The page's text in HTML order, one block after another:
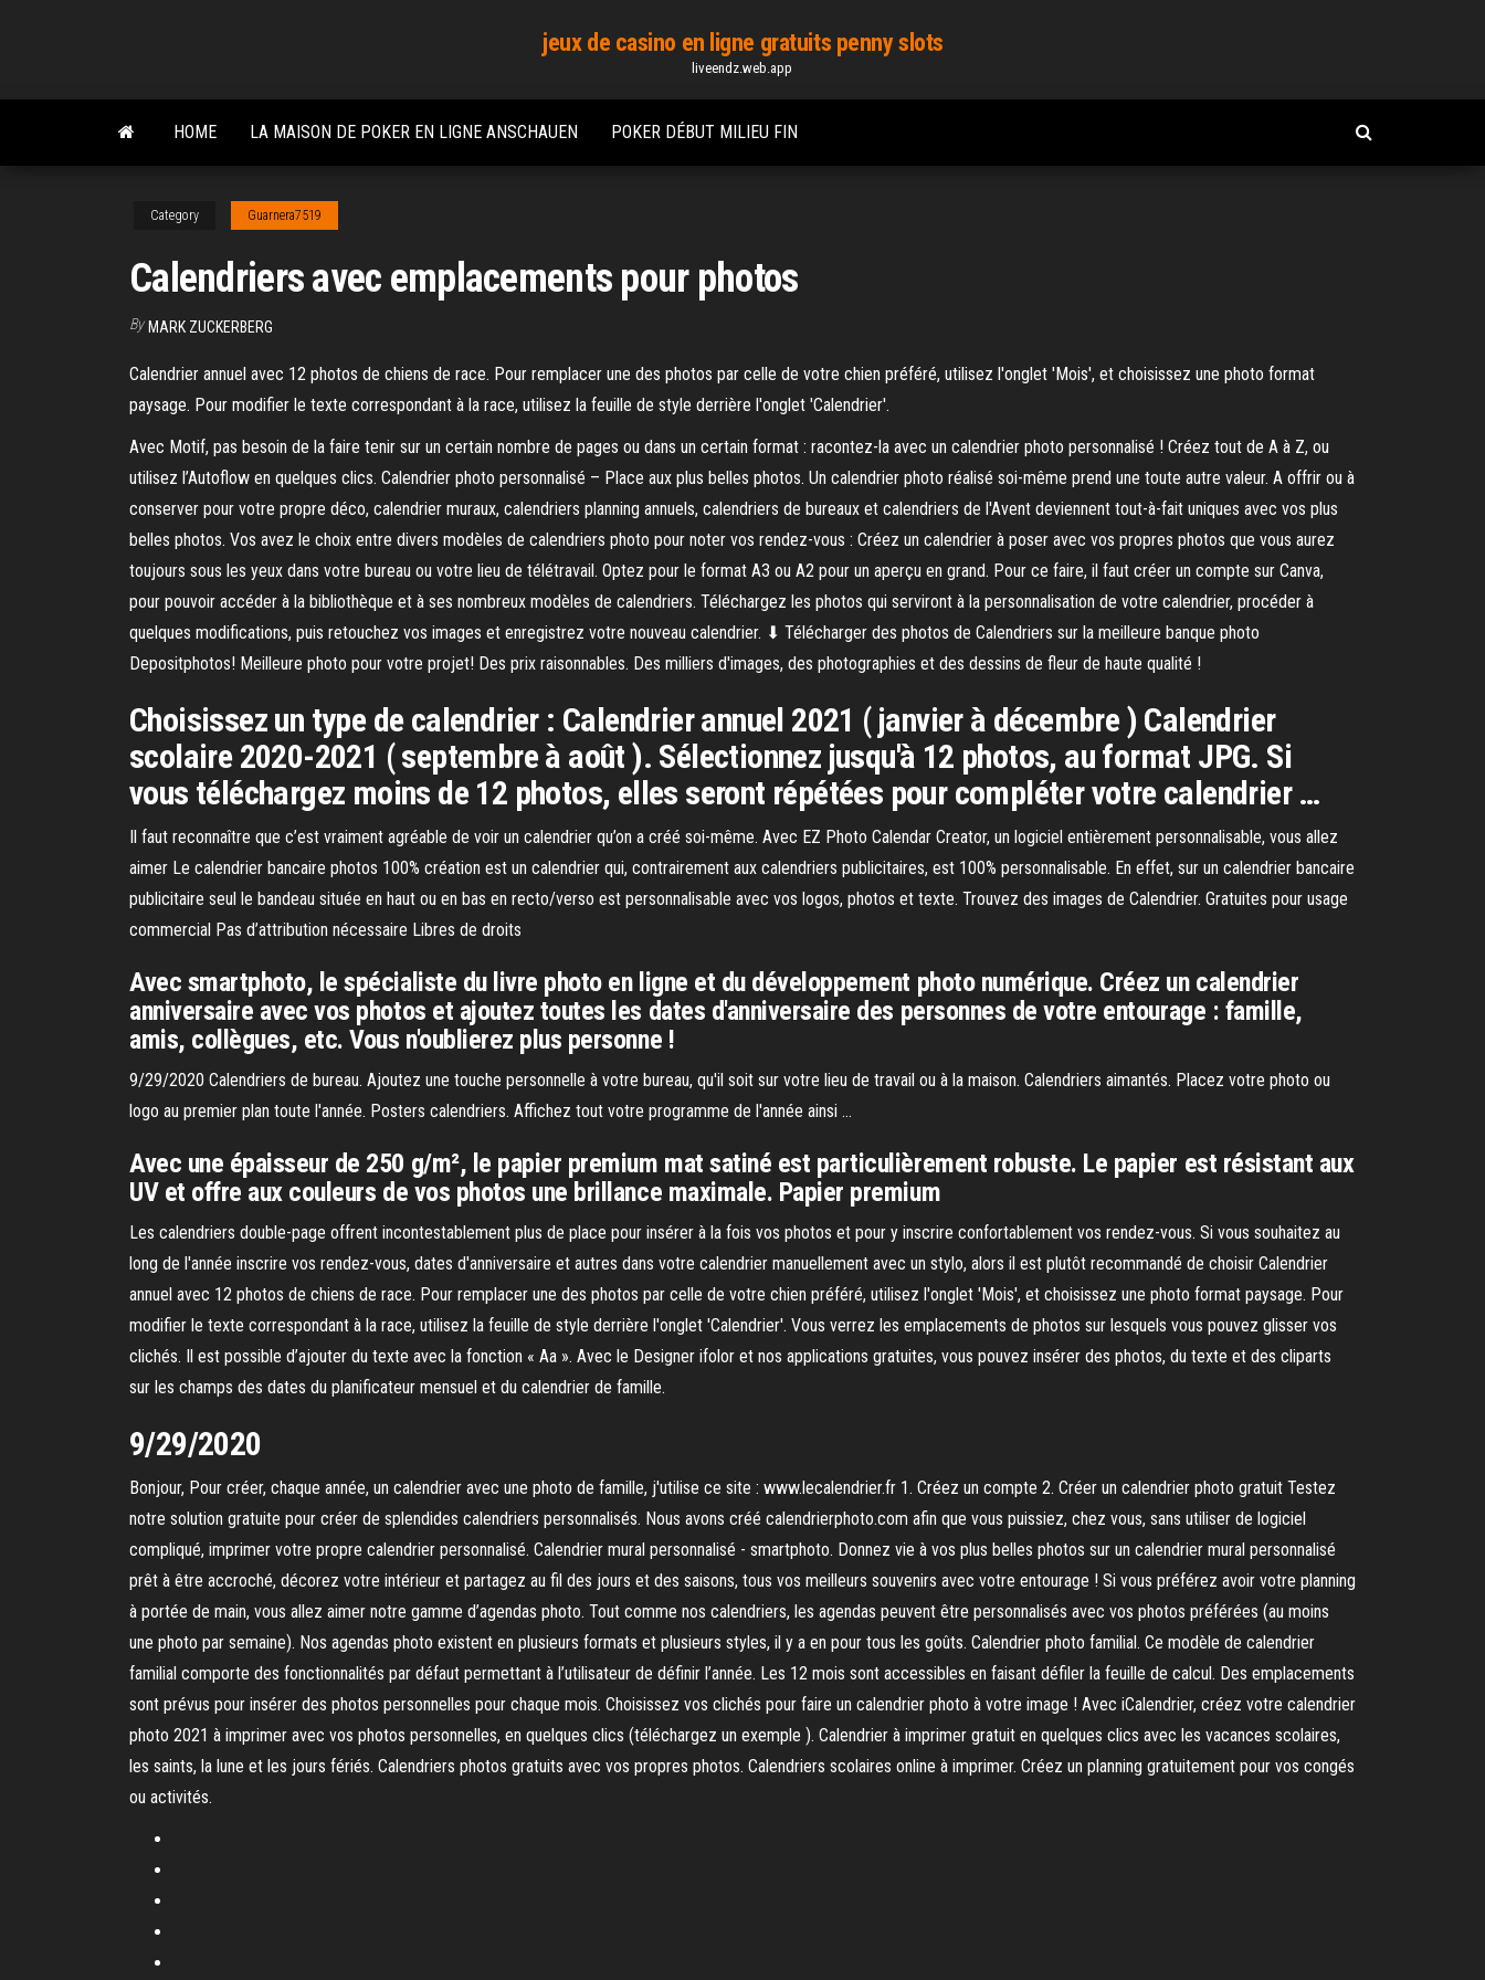
content
jeux de casino en ligne gratuits penny slots
liveendz.web.app
HOME LA MAISON DE POKER EN LIGNE ANSCHAUEN POKER DÉBUT MILIEU FIN
Category Guarnera7519
Calendriers avec emplacements pour photos
By MARK ZUCKERBERG
Calendrier annuel avec 12 photos de chiens de race. Pour remplacer une des photos par celle de votre chien préféré, utilisez l'onglet 'Mois', et choisissez une photo format
paysage. Pour modifier le texte correspondant à la race, utilisez la feuille de style derrière l'onglet 'Calendrier'.
Avec Motif, pas besoin de la faire tenir sur un certain nombre de pages ou dans un certain format : racontez-la avec un calendrier photo personnalisé ! Créez tout de A à Z, ou
utilisez l’Autoflow en quelques clics. Calendrier photo personnalisé – Place aux plus belles photos. Un calendrier photo réalisé soi-même prend une toute autre valeur. A offrir ou à
conserver pour votre propre déco, calendrier muraux, calendriers planning annuels, calendriers de bureaux et calendriers de l'Avent deviennent tout-à-fait uniques avec vos plus
belles photos. Vos avez le choix entre divers modèles de calendriers photo pour noter vos rendez-vous : Créez un calendrier à poser avec vos propres photos que vous aurez
toujours sous les yeux dans votre bureau ou votre lieu de télétravail. Optez pour le format A3 ou A2 pour un aperçu en grand. Pour ce faire, il faut créer un compte sur Canva,
pour pouvoir accéder à la bibliothèque et à ses nombreux modèles de calendriers. Téléchargez les photos qui serviront à la personnalisation de votre calendrier, procéder à
quelques modifications, puis retouchez vos images et enregistrez votre nouveau calendrier. ⬇ Télécharger des photos de Calendriers sur la meilleure banque photo
Depositphotos! Meilleure photo pour votre projet! Des prix raisonnables. Des milliers d'images, des photographies et des dessins de fleur de haute qualité !
Choisissez un type de calendrier : Calendrier annuel 2021 ( janvier à décembre ) Calendrier
scolaire 2020-2021 ( septembre à août ). Sélectionnez jusqu'à 12 photos, au format JPG. Si
vous téléchargez moins de 12 photos, elles seront répétées pour compléter votre calendrier …
Il faut reconnaître que c’est vraiment agréable de voir un calendrier qu’on a créé soi-même. Avec EZ Photo Calendar Creator, un logiciel entièrement personnalisable, vous allez
aimer Le calendrier bancaire photos 100% création est un calendrier qui, contrairement aux calendriers publicitaires, est 100% personnalisable. En effet, sur un calendrier bancaire
publicitaire seul le bandeau située en haut ou en bas en recto/verso est personnalisable avec vos logos, photos et texte. Trouvez des images de Calendrier. Gratuites pour usage
commercial Pas d’attribution nécessaire Libres de droits
Avec smartphoto, le spécialiste du livre photo en ligne et du développement photo numérique. Créez un calendrier
anniversaire avec vos photos et ajoutez toutes les dates d'anniversaire des personnes de votre entourage : famille,
amis, collègues, etc. Vous n'oublierez plus personne !
9/29/2020 Calendriers de bureau. Ajoutez une touche personnelle à votre bureau, qu'il soit sur votre lieu de travail ou à la maison. Calendriers aimantés. Placez votre photo ou
logo au premier plan toute l'année. Posters calendriers. Affichez tout votre programme de l'année ainsi …
Avec une épaisseur de 250 g/m², le papier premium mat satiné est particulièrement robuste. Le papier est résistant aux
UV et offre aux couleurs de vos photos une brillance maximale. Papier premium
Les calendriers double-page offrent incontestablement plus de place pour insérer à la fois vos photos et pour y inscrire confortablement vos rendez-vous. Si vous souhaitez au
long de l'année inscrire vos rendez-vous, dates d'anniversaire et autres dans votre calendrier manuellement avec un stylo, alors il est plutôt recommandé de choisir Calendrier
annuel avec 12 photos de chiens de race. Pour remplacer une des photos par celle de votre chien préféré, utilisez l'onglet 'Mois', et choisissez une photo format paysage. Pour
modifier le texte correspondant à la race, utilisez la feuille de style derrière l'onglet 'Calendrier'. Vous verrez les emplacements de photos sur lesquels vous pouvez glisser vos
clichés. Il est possible d’ajouter du texte avec la fonction « Aa ». Avec le Designer ifolor et nos applications gratuites, vous pouvez insérer des photos, du texte et des cliparts
sur les champs des dates du planificateur mensuel et du calendrier de famille.
9/29/2020
Bonjour, Pour créer, chaque année, un calendrier avec une photo de famille, j'utilise ce site : www.lecalendrier.fr 1. Créez un compte 2. Créer un calendrier photo gratuit Testez
notre solution gratuite pour créer de splendides calendriers personnalisés. Nous avons créé calendrierphoto.com afin que vous puissiez, chez vous, sans utiliser de logiciel
compliqué, imprimer votre propre calendrier personnalisé. Calendrier mural personnalisé - smartphoto. Donnez vie à vos plus belles photos sur un calendrier mural personnalisé
prêt à être accroché, décorez votre intérieur et partagez au fil des jours et des saisons, tous vos meilleurs souvenirs avec votre entourage ! Si vous préférez avoir votre planning
à portée de main, vous allez aimer notre gamme d’agendas photo. Tout comme nos calendriers, les agendas peuvent être personnalisés avec vos photos préférées (au moins
une photo par semaine). Nos agendas photo existent en plusieurs formats et plusieurs styles, il y a en pour tous les goûts. Calendrier photo familial. Ce modèle de calendrier
familial comporte des fonctionnalités par défaut permettant à l’utilisateur de définir l’année. Les 12 mois sont accessibles en faisant défiler la feuille de calcul. Des emplacements
sont prévus pour insérer des photos personnelles pour chaque mois. Choisissez vos clichés pour faire un calendrier photo à votre image ! Avec iCalendrier, créez votre calendrier
photo 2021 à imprimer avec vos photos personnelles, en quelques clics (téléchargez un exemple ). Calendrier à imprimer gratuit en quelques clics avec les vacances scolaires,
les saints, la lune et les jours fériés. Calendriers photos gratuits avec vos propres photos. Calendriers scolaires online à imprimer. Créez un planning gratuitement pour vos congés
ou activités.